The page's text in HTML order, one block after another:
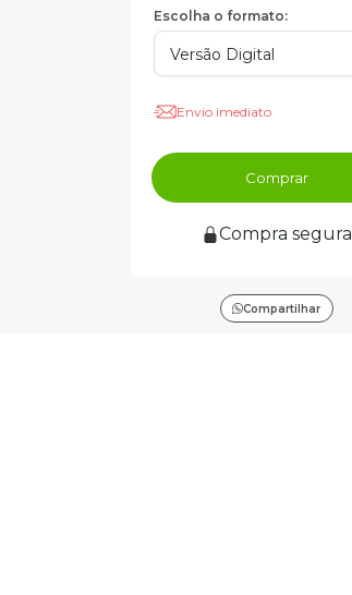
Escolha o formato:
Envio imediato
Comprar
Compra segura
Compartilhar